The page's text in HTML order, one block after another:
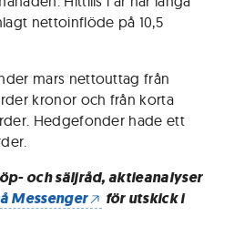
nettoinflöde på 10,5
mars nettouttag från
kronor och från korta
Hedgefonder hade ett
och säljråd, aktieanalyser
Messenger
för utskick i